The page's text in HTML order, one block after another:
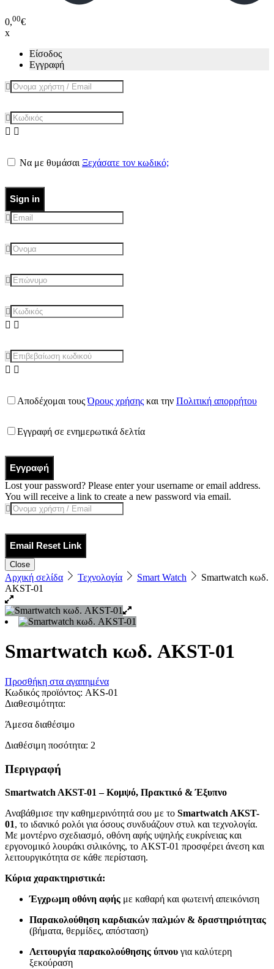
0,00€
x
Είσοδος
Εγγραφή
Να με θυμάσαι Ξεχάσατε τον κωδικό;
Sign in
Αποδέχομαι τουςΌρους χρήσης και την Πολιτική απορρήτου
Εγγραφή σε ενημερωτικά δελτία
Εγγραφή
Lost your password? Please enter your username or email address.
You will receive a link to create a new password via email.
Email Reset Link
Close
Αρχική σελίδα Τεχνολογία Smart Watch
Smartwatch κωδ.
AKST-01
Smartwatch κωδ. AKST-01
Προσθήκη στα αγαπημένα
Κωδικός προϊόντος: AKS-01
Διαθεσιμότητα:
Άμεσα διαθέσιμο
Διαθέσιμη ποσότητα: 2
Περιγραφή
Smartwatch AKST-01 – Κομψό, Πρακτικό & Έξυπνο
Αναβάθμισε την καθημερινότητά σου με το Smartwatch AKST-
01, το ιδανικό ρολόι για όσους συνδυάζουν στυλ και τεχνολογία.
Με μοντέρνο σχεδιασμό, οθόνη αφής υψηλής ευκρίνειας και
εργονομικό λουράκι σιλικόνης, το AKST-01 προσφέρει άνεση και
λειτουργικότητα σε κάθε περίσταση.
Κύρια χαρακτηριστικά:
Έγχρωμη οθόνη αφής με καθαρή και φωτεινή απεικόνιση
Παρακολούθηση καρδιακών παλμών & δραστηριότητας
(βήματα, θερμίδες, απόσταση)
Λειτουργία παρακολούθησης ύπνου για καλύτερη
ξεκούραση